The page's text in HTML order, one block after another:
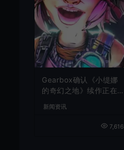
Gearbox确认《小缇娜
的奇幻之地》续作正在
新闻资讯
7,616